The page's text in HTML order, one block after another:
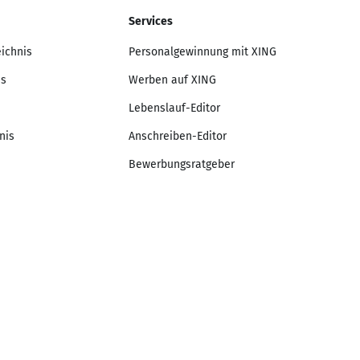
Services
Personalgewinnung mit XING
Werben auf XING
Lebenslauf-Editor
Anschreiben-Editor
Bewerbungsratgeber